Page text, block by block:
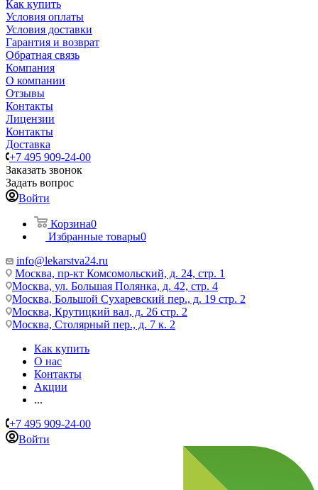
Как купить
Условия оплаты
Условия доставки
Гарантия и возврат
Обратная связь
Компания
О компании
Отзывы
Контакты
Лицензии
Контакты
Доставка
+7 495 909-24-00
Заказать звонок
Задать вопрос
Войти
Корзина0
Избранные товары0
info@lekarstva24.ru
Москва, пр-кт Комсомольский, д. 24, стр. 1
Москва, ул. Большая Полянка, д. 42, стр. 4
Москва, Большой Сухаревский пер., д. 19 стр. 2
Москва, Крутицкий вал, д. 26 стр. 2
Москва, Столярный пер., д. 7 к. 2
Как купить
О нас
Контакты
Акции
...
+7 495 909-24-00
Войти